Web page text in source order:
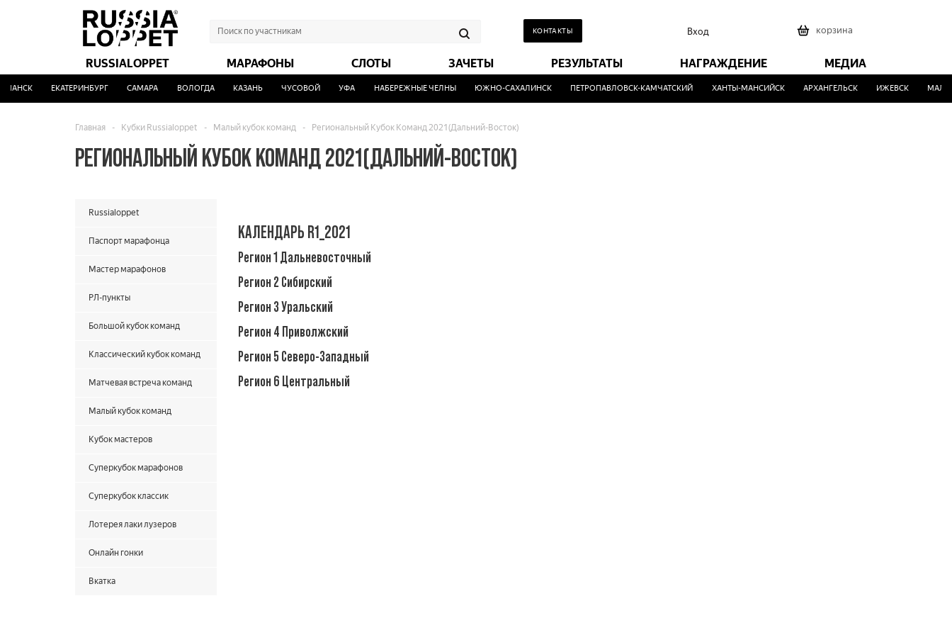
КОНТАКТЫ Вход корзина
RUSSIALOPPET МАРАФОНЫ СЛОТЫ ЗАЧЕТЫ РЕЗУЛЬТАТЫ НАГРАЖДЕНИЕ МЕДИА
ЕКАТЕРИНБУРГ САМАРА ВОЛОГДА КАЗАНЬ ЧУСОВОЙ УФА НАБЕРЕЖНЫЕ ЧЕЛНЫ ЮЖНО-САХАЛИНСК ПЕТРОПАВЛОВСК-КАМЧАТСКИЙ ХАНТЫ-МАНСИЙСК АРХАНГЕЛЬСК ИЖЕВСК
Главная - Кубки Russialoppet - Малый кубок команд - Региональный Кубок Команд 2021(Дальний-Восток)
РЕГИОНАЛЬНЫЙ КУБОК КОМАНД 2021(ДАЛЬНИЙ-ВОСТОК)
Russialoppet
Паспорт марафонца
Мастер марафонов
РЛ-пункты
Большой кубок команд
Классический кубок команд
Матчевая встреча команд
Малый кубок команд
Кубок мастеров
Суперкубок марафонов
Суперкубок классик
Лотерея лаки лузеров
Онлайн гонки
Вкатка
КАЛЕНДАРЬ R1_2021
Регион 1 Дальневосточный
Регион 2 Сибирский
Регион 3 Уральский
Регион 4 Приволжский
Регион 5 Северо-Западный
Регион 6 Центральный